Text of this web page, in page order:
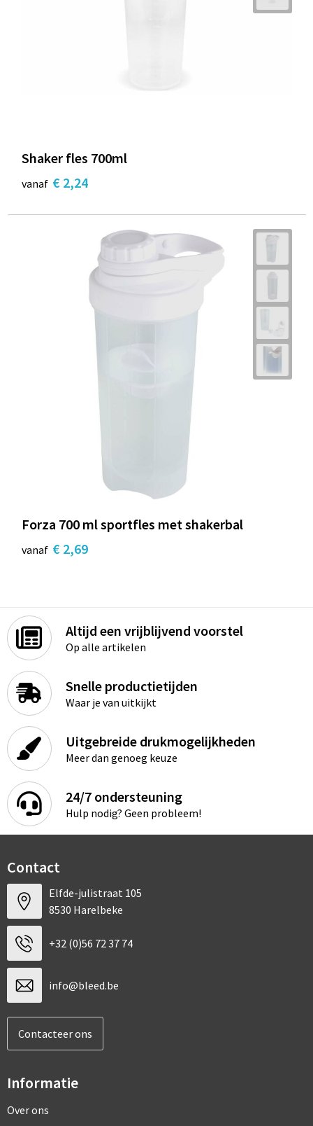
Shaker fles 700ml
vanaf € 2,24
Forza 700 ml sportfles met shakerbal
vanaf € 2,69
Altijd een vrijblijvend voorstel
Op alle artikelen
Snelle productietijden
Waar je van uitkijkt
Uitgebreide drukmogelijkheden
Meer dan genoeg keuze
24/7 ondersteuning
Hulp nodig? Geen probleem!
Contact
Elfde-julistraat 105
8530 Harelbeke
+32 (0)56 72 37 74
info@bleed.be
Contacteer ons
Informatie
Over ons